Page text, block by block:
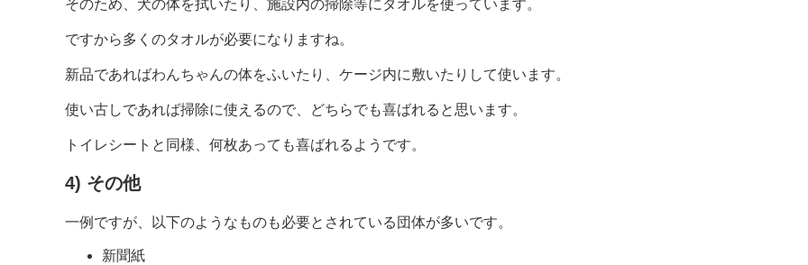
そのため、犬の体を拭いたり、施設内の掃除等にタオルを使っています。
ですから多くのタオルが必要になりますね。
新品であればわんちゃんの体をふいたり、ケージ内に敷いたりして使います。
使い古しであれば掃除に使えるので、どちらでも喜ばれると思います。
トイレシートと同様、何枚あっても喜ばれるようです。
4) その他
一例ですが、以下のようなものも必要とされている団体が多いです。
新聞紙